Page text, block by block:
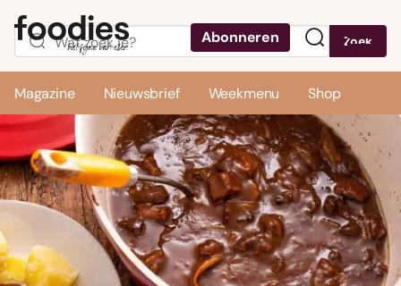
Abonneren Zoek
Magazine Nieuwsbrief Weekmenu Shop